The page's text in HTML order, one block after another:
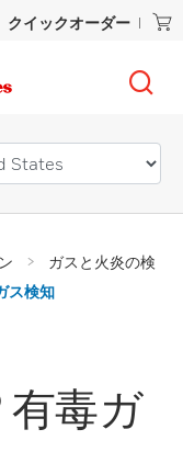
クイックオーダー
ガスと火炎の検
ス検知
有毒ガ